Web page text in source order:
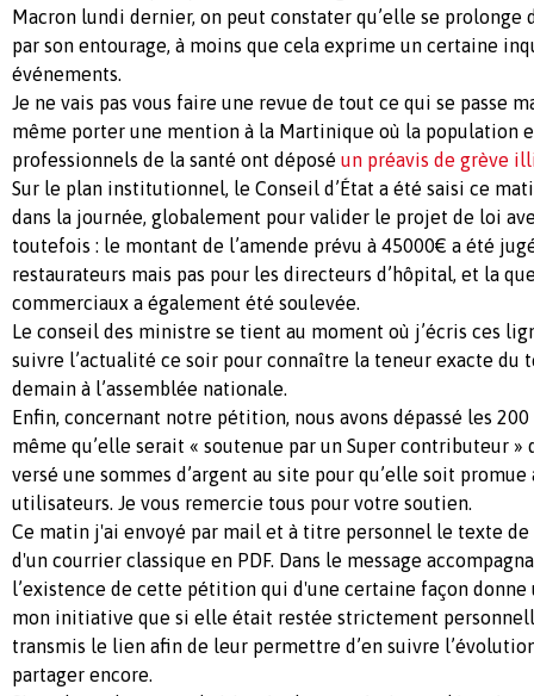
Macron lundi dernier, on peut constater qu’elle se prolonge
par son entourage, à moins que cela exprime un certaine
événements.
Je ne vais pas vous faire une revue de tout ce qui se passe
même porter une mention à la Martinique où la population
professionnels de la santé ont déposé un préavis de grève
Sur le plan institutionnel, le Conseil d’État a été saisi ce
dans la journée, globalement pour valider le projet de loi
toutefois : le montant de l’amende prévu à 45000€ a été
restaurateurs mais pas pour les directeurs d’hôpital, et la
commerciaux a également été soulevée.
Le conseil des ministre se tient au moment où j’écris ces
suivre l’actualité ce soir pour connaître la teneur exacte du
demain à l’assemblée nationale.
Enfin, concernant notre pétition, nous avons dépassé les
même qu’elle serait « soutenue par un Super contributeur »
versé une sommes d’argent au site pour qu’elle soit promue
utilisateurs. Je vous remercie tous pour votre soutien.
Ce matin j'ai envoyé par mail et à titre personnel le texte
d'un courrier classique en PDF. Dans le message
l’existence de cette pétition qui d'une certaine façon donne
mon initiative que si elle était restée strictement
transmis le lien afin de leur permettre d’en suivre
partager encore.